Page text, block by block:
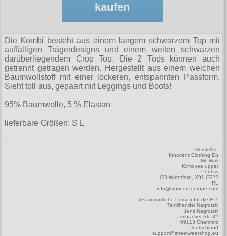
Männerhosen
Männerjacken & Westen
Männermäntel
Männershirts kurzam
Männershirts langarm
Ohrhänger
Rune Charms
für die Beine
Geldbörsen
Gürtel
Halsbänder
Handschuhe
Burleska
Collectif
Cup Cake Cult
Dead Threads
Dracula Clothing
Jawbreaker
Pentagramme
M
L
XL
XXL
XXXL
Festivals
M’era Luna Festival
Amphi Festival
Kleidung
Bademoden
Warenkorb ( 0 | 0.00 € )
gesamt: 0.00 €
kaufen
Die Kombi besteht aus einem langem schwarzem Top mit
auffälligen Trägerdesigns und einem weiten schwarzen
darüberliegendem Crop Top. Die 2 Tops können auch
getrennt getragen werden. Hergestellt aus einem weichen
Baumwollstoff mit einer lockeren, entspannten Passform.
Sieht toll aus, gepaart mit Leggings und Boots!
95% Baumwolle, 5 % Elastan
lieferbare Größen: S L
Hersteller:
Innocent Clothing Eu
Mr. Wali
Kilmovee upper
Portlaw
CO Waterford, X91 CF22
IRL
info@innocenteurope.com
Verantwortliche Person für die EU:
Textilhandel Nagrotzki
Jens Nagrotzki
Limbacher Str. 32
09113 Chemnitz
Deutschland
support@streetwearshop.eu